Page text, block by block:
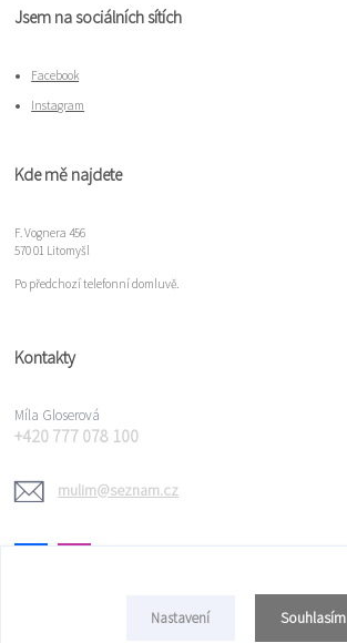
Jsem na sociálních sítích
Facebook
Instagram
Kde mě najdete
F. Vognera 456
570 01 Litomyšl
Po předchozí telefonní domluvě.
Kontakty
Míla Gloserová
+420 777 078 100
mulim@seznam.cz
Nastavení Souhlasím